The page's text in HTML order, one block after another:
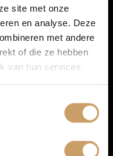
site met onze
en analyse. Deze
met andere
of die ze hebben
van hun services.